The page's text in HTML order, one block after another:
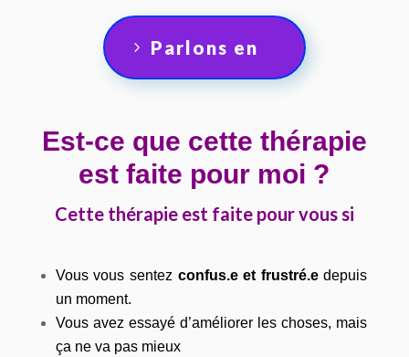
Parlons en
Est-ce que cette thérapie
est faite pour moi ?
Cette thérapie est faite pour vous si
Vous vous sentez confus.e et frustré.edepuis
un moment.
Vous avez essayé d’améliorer les choses, mais
ça ne va pas mieux